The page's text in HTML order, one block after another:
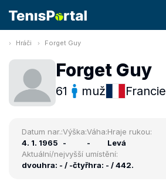
Hráči Forget Guy
Forget Guy
61 muž Francie
Datum nar.:
4. 1. 1965
Výška:
-
Váha:
-
Hraje rukou:
Levá
Aktuální/nejvyšší umístění:
dvouhra: - / -čtyřhra: - / 442.